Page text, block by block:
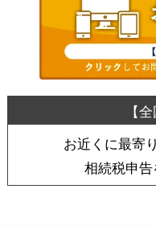
お近くに最寄
相続税申告